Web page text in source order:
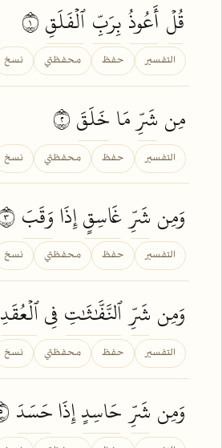
قُلۡ أَعُوذُبِرَبِّ ٱلۡفَلَقِ
التفسير حفظ محفظتي نسخ
مِن شَرِّمَاخَلَقَ
التفسير حفظ محفظتي نسخ
وَمِن شَرِّ غَاسِقٍإِذَاوَقَبَ
التفسير حفظ محفظتي نسخ
وَمِن شَرِّٱلنَّفَّٰثَٰتِفِيٱلۡعُقَدِ
التفسير حفظ محفظتي نسخ
وَمِن شَرِّحَاسِدٍإِذَاحَسَدَ